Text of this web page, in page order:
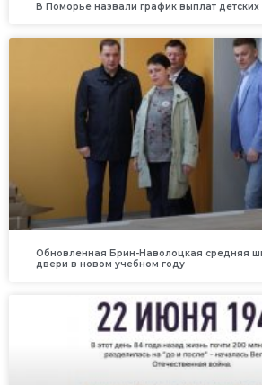
В Поморье назвали график выплат
Обновленная Брин-Наволоцкая средняя
двери в новом учебном году